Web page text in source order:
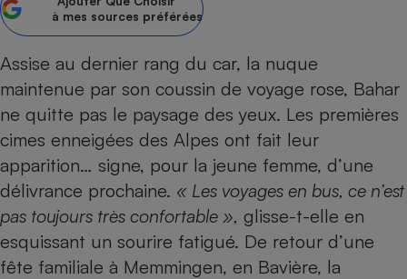
à mes sources préférées
Assise au dernier rang du car, la nuque
maintenue par son coussin de voyage rose, Bahar
ne quitte pas le paysage des yeux. Les premières
cimes enneigées des Alpes ont fait leur
apparition… signe, pour la jeune femme, d’une
délivrance prochaine. « Les voyages en bus, ce n’est
pas toujours très confortable », glisse-t-elle en
esquissant un sourire fatigué. De retour d’une
fête familiale à Mem­mingen, en Bavière, la
alimentaire
bouteille
Assurance emprunteur
Lave-linge
Téléviseur
Matelas
Mutuelle
Antimoustique